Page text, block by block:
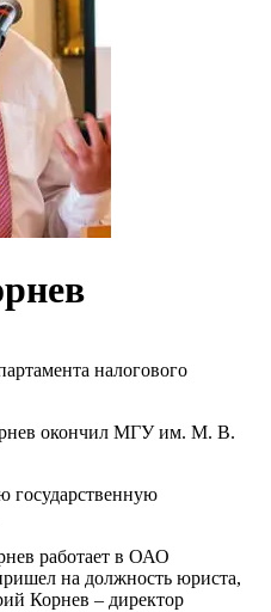
налогового
окончил МГУ им. М. В.
государственную
работает в ОАО
на должность юриста,
Корнев – директор